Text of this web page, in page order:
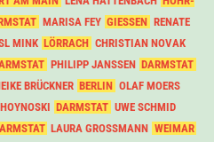
MARISA FEY GIESSEN
RENATE
MINK LÖRRACH CHRISTIAN NOVAK
PHILIPP JANSSEN DARMSTAT
BRÜCKNER BERLIN OLAF MOERS
DARMSTAT UWE SCHMID
LAURA GROSSMANN
WEIMAR